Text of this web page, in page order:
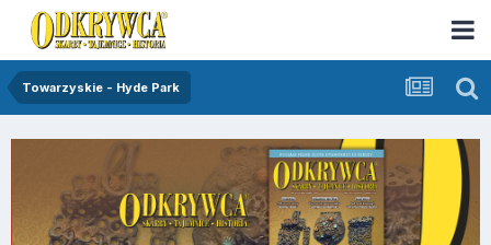
Towarzyskie - Hyde Park